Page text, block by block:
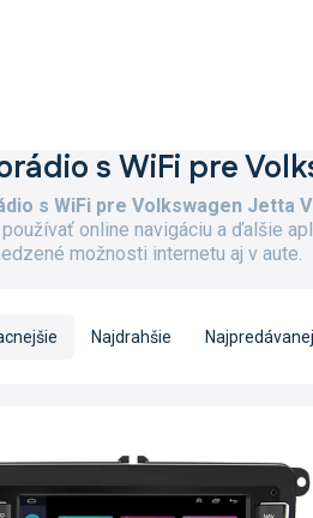
s WiFi pre
s WiFi pre Volkswagen Jetta V
používať online navigáciu a ďalšie
možnosti internetu aj v aute.
Najdrahšie